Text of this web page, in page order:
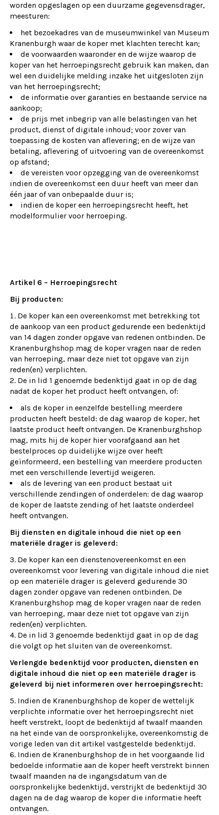
worden opgeslagen op een duurzame gegevensdrager,
meesturen:
het bezoekadres van de museumwinkel van Museum
Kranenburgh waar de koper met klachten terecht kan;
de voorwaarden waaronder en de wijze waarop de
koper van het herroepingsrecht gebruik kan maken, dan
wel een duidelijke melding inzake het uitgesloten zijn
van het herroepingsrecht;
de informatie over garanties en bestaande service na
aankoop;
de prijs met inbegrip van alle belastingen van het
product, dienst of digitale inhoud; voor zover van
toepassing de kosten van aflevering; en de wijze van
betaling, aflevering of uitvoering van de overeenkomst
op afstand;
de vereisten voor opzegging van de overeenkomst
indien de overeenkomst een duur heeft van meer dan
één jaar of van onbepaalde duur is;
indien de koper een herroepingsrecht heeft, het
modelformulier voor herroeping.
Artikel 6 – Herroepingsrecht
Bij producten:
De koper kan een overeenkomst met betrekking tot
de aankoop van een product gedurende een bedenktijd
van 14 dagen zonder opgave van redenen ontbinden. De
Kranenburghshop mag de koper vragen naar de reden
van herroeping, maar deze niet tot opgave van zijn
reden(en) verplichten.
De in lid 1 genoemde bedenktijd gaat in op de dag
nadat de koper het product heeft ontvangen, of:
als de koper in eenzelfde bestelling meerdere
producten heeft besteld: de dag waarop de koper, het
laatste product heeft ontvangen. De Kranenburghshop
mag, mits hij de koper hier voorafgaand aan het
bestelproces op duidelijke wijze over heeft
geïnformeerd, een bestelling van meerdere producten
met een verschillende levertijd weigeren.
als de levering van een product bestaat uit
verschillende zendingen of onderdelen: de dag waarop
de koper de laatste zending of het laatste onderdeel
heeft ontvangen.
Bij diensten en digitale inhoud die niet op een
materiële drager is geleverd:
De koper kan een dienstenovereenkomst en een
overeenkomst voor levering van digitale inhoud die niet
op een materiële drager is geleverd gedurende 30
dagen zonder opgave van redenen ontbinden. De
Kranenburghshop mag de koper vragen naar de reden
van herroeping, maar deze niet tot opgave van zijn
reden(en) verplichten.
4. De in lid 3 genoemde bedenktijd gaat in op de dag
die volgt op het sluiten van de overeenkomst.
Verlengde bedenktijd voor producten, diensten en
digitale inhoud die niet op een materiële drager is
geleverd bij niet informeren over herroepingsrecht:
Indien de Kranenburghshop de koper de wettelijk
verplichte informatie over het herroepingsrecht niet
heeft verstrekt, loopt de bedenktijd af twaalf maanden
na het einde van de oorspronkelijke, overeenkomstig de
vorige leden van dit artikel vastgestelde bedenktijd.
6. Indien de Kranenburghshop de in het voorgaande lid
bedoelde informatie aan de koper heeft verstrekt binnen
twaalf maanden na de ingangsdatum van de
oorspronkelijke bedenktijd, verstrijkt de bedenktijd 30
dagen na de dag waarop de koper die informatie heeft
ontvangen.